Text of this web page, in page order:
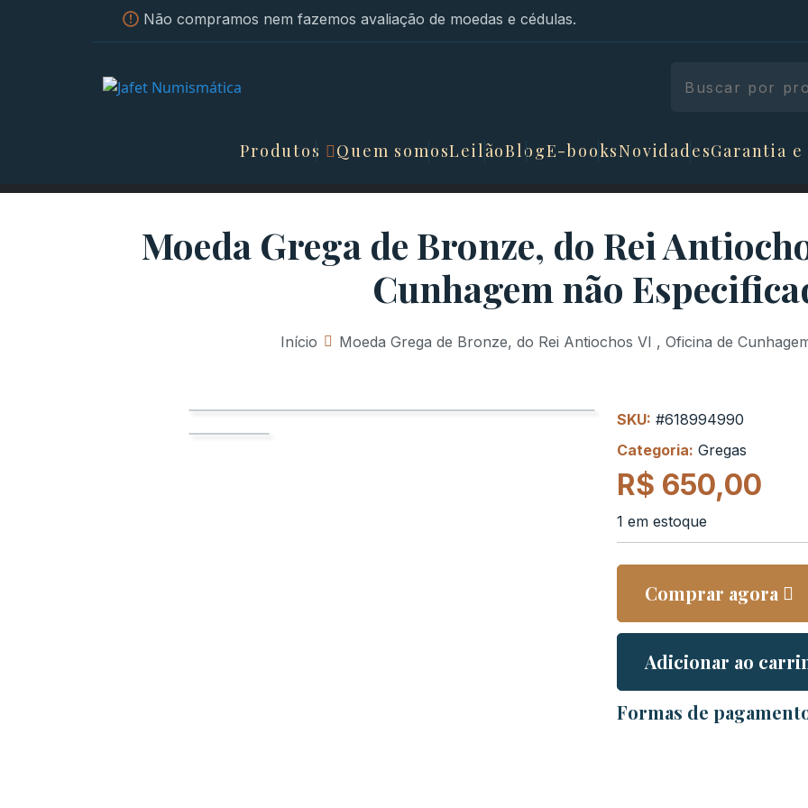
Não compramos nem fazemos avaliação de moedas e cédulas.
Produtos Quem somosLeilãoBlogE-booksNovidadesGarantia
Moeda Grega de Bronze, do Rei
Cunhagem não
Início » Moeda Grega de Bronze, do Rei Antiochos VI , Oficina de
SKU: #618994990
Categoria: Gregas
R$ 650,00
1 em estoque
Comprar agora
Adicionar ao
Formas de